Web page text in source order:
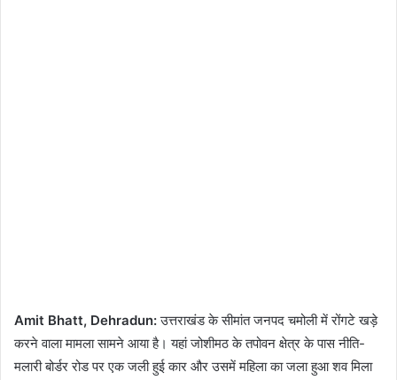
Amit Bhatt, Dehradun:उत्तराखंड के सीमांत जनपद चमोली में रोंगटे खड़े
करने वाला मामला सामने आया है। यहां जोशीमठ के तपोवन क्षेत्र के पास नीति-
मलारी बोर्डर रोड पर एक जली हुई कार और उसमें महिला का जला हुआ शव मिला